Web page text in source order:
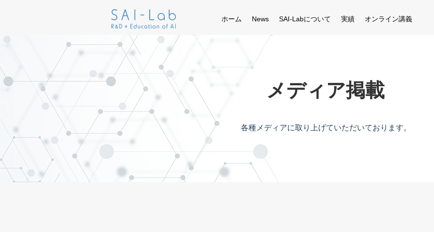
ホーム News SAI-Labについて 実績 オンライン講義
メディア掲載
​各種メディアに取り上げていただいております。